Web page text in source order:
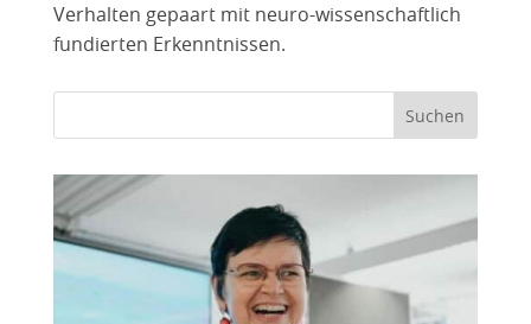
Verhalten gepaart mit neuro-wissenschaftlich
fundierten Erkenntnissen.